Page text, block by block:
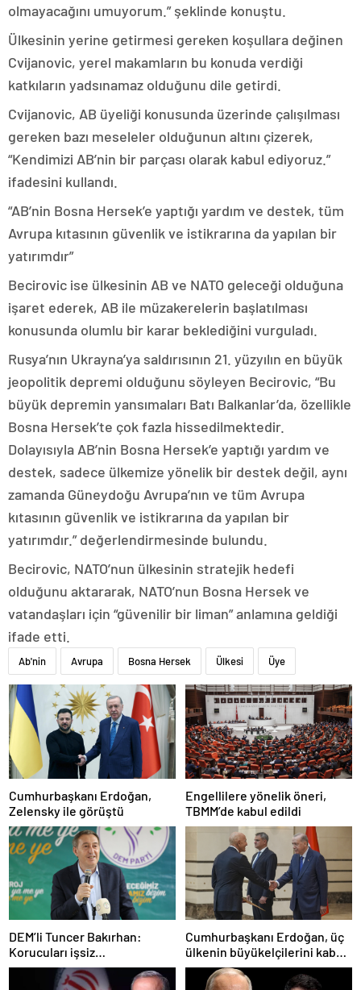
olmayacağını umuyorum.” şeklinde konuştu.
Ülkesinin yerine getirmesi gereken koşullara değinen
Cvijanovic, yerel makamların bu konuda verdiği
katkıların yadsınamaz olduğunu dile getirdi.
Cvijanovic, AB üyeliği konusunda üzerinde çalışılması
gereken bazı meseleler olduğunun altını çizerek,
“Kendimizi AB’nin bir parçası olarak kabul ediyoruz.”
ifadesini kullandı.
“AB’nin Bosna Hersek’e yaptığı yardım ve destek, tüm
Avrupa kıtasının güvenlik ve istikrarına da yapılan bir
yatırımdır”
Becirovic ise ülkesinin AB ve NATO geleceği olduğuna
işaret ederek, AB ile müzakerelerin başlatılması
konusunda olumlu bir karar beklediğini vurguladı.
Rusya’nın Ukrayna’ya saldırısının 21. yüzyılın en büyük
jeopolitik depremi olduğunu söyleyen Becirovic, “Bu
büyük depremin yansımaları Batı Balkanlar’da, özellikle
Bosna Hersek’te çok fazla hissedilmektedir.
Dolayısıyla AB’nin Bosna Hersek’e yaptığı yardım ve
destek, sadece ülkemize yönelik bir destek değil, aynı
zamanda Güneydoğu Avrupa’nın ve tüm Avrupa
kıtasının güvenlik ve istikrarına da yapılan bir
yatırımdır.” değerlendirmesinde bulundu.
Becirovic, NATO’nun ülkesinin stratejik hedefi
olduğunu aktararak, NATO’nun Bosna Hersek ve
vatandaşları için “güvenilir bir liman” anlamına geldiği
ifade etti.
Ab'nin Avrupa Bosna Hersek Ülkesi Üye
Cumhurbaşkanı Erdoğan,
Zelensky ile görüştü
Engellilere yönelik öneri,
TBMM’de kabul edildi
DEM’li Tuncer Bakırhan:
Korucuları işsiz
bırakmayacağız
Cumhurbaşkanı Erdoğan, üç
ülkenin büyükelçilerini kabul
etti